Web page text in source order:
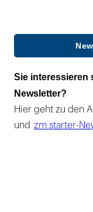
Sie interessieren
Newsletter?
Hier geht zu den
und zm starter-